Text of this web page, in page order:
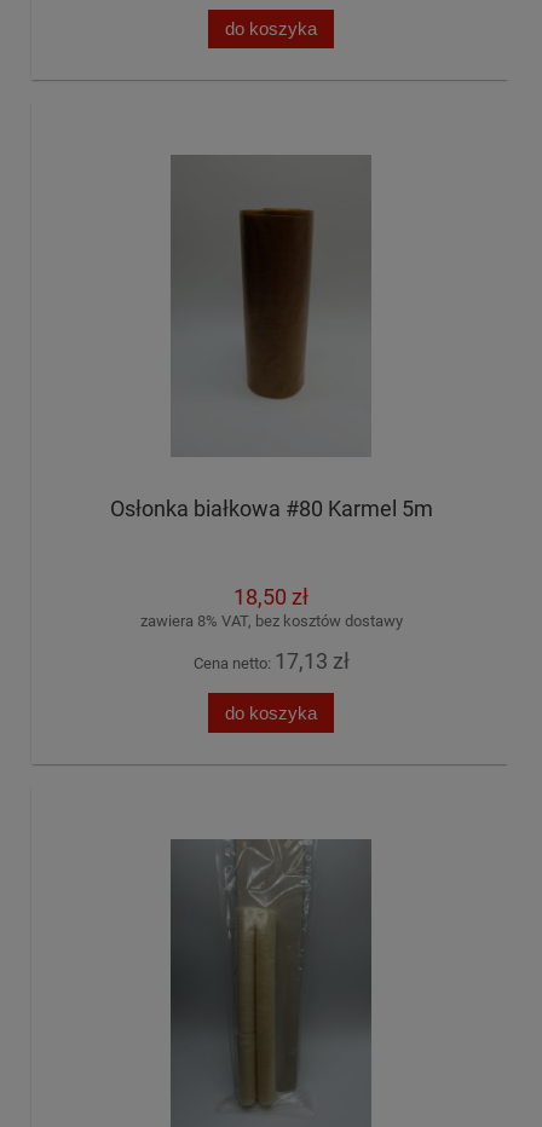
do koszyka
Osłonka białkowa #80 Karmel 5m
18,50 zł
zawiera 8% VAT, bez kosztów dostawy
Cena netto: 17,13 zł
do koszyka